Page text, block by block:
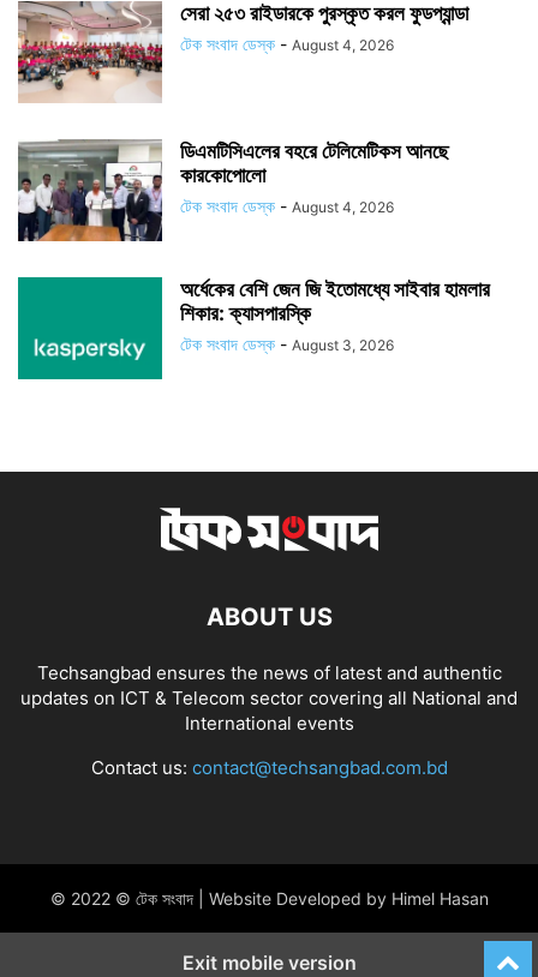
সেরা ২৫৩ রাইডারকে পুরস্কৃত করল ফুডপ্যান্ডা
টেক সংবাদ ডেস্ক - August 4, 2026
ডিএমটিসিএলের বহরে টেলিমেটিকস আনছে
কারকোপোলো
টেক সংবাদ ডেস্ক - August 4, 2026
অর্ধেকের বেশি জেন জি ইতোমধ্যে সাইবার হামলার
শিকার: ক্যাসপারস্কি
টেক সংবাদ ডেস্ক - August 3, 2026
ABOUT US
Techsangbad ensures the news of latest and authentic
updates on ICT & Telecom sector covering all National and
International events
Contact us: contact@techsangbad.com.bd
© 2022 © টেক সংবাদ | Website Developed by Himel Hasan
Exit mobile version